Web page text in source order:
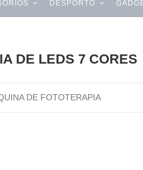
DESPORTO
DE LEDS 7 CORES
DE FOTOTERAPIA